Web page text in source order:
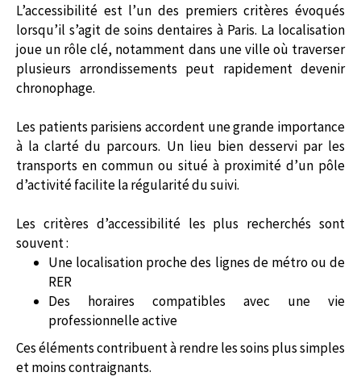
L’accessibilité est l’un des premiers critères évoqués
lorsqu’il s’agit de soins dentaires à Paris. La localisation
joue un rôle clé, notamment dans une ville où traverser
plusieurs arrondissements peut rapidement devenir
chronophage.
Les patients parisiens accordent une grande importance
à la clarté du parcours. Un lieu bien desservi par les
transports en commun ou situé à proximité d’un pôle
d’activité facilite la régularité du suivi.
Les critères d’accessibilité les plus recherchés sont
souvent :
Une localisation proche des lignes de métro ou de
RER
Des horaires compatibles avec une vie
professionnelle active
Ces éléments contribuent à rendre les soins plus simples
et moins contraignants.